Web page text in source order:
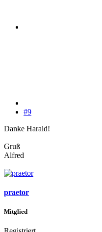
#9
Danke Harald!
Gruß
Alfred
praetor
Mitglied